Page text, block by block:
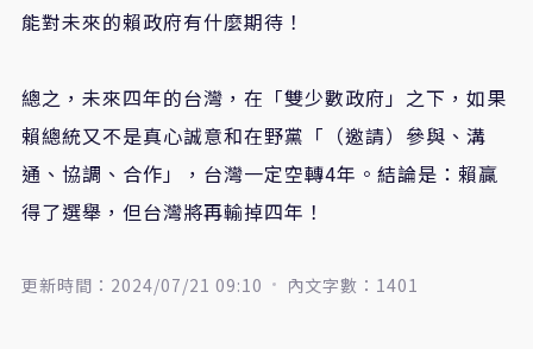
能對未來的賴政府有什麼期待！
總之，未來四年的台灣，在「雙少數政府」之下，如果
賴總統又不是真心誠意和在野黨「（邀請）參與、溝
通、協調、合作」，台灣一定空轉4年。結論是：賴贏
得了選舉，但台灣將再輸掉四年！
更新時間：2024/07/21 09:10 內文字數：1401